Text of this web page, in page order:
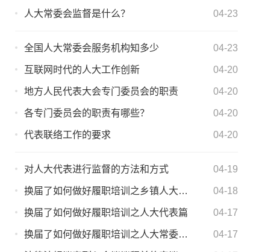
人大常委会监督是什么？ 04-23
全国人大常委会服务机构知多少 04-23
互联网时代的人大工作创新 04-20
地方人民代表大会专门委员会的职责 04-20
各专门委员会的职责有哪些？ 04-20
代表联络工作的要求 04-20
对人大代表进行监督的方法和方式 04-19
换届了如何做好履职培训之乡镇人大主席篇 04-18
换届了如何做好履职培训之人大代表篇 04-17
换届了如何做好履职培训之人大常委会主任篇 04-17